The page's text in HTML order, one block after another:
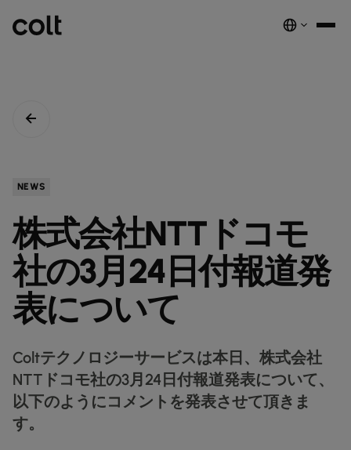
ダークファイバー
nest_true_radiant スペクトラム
COLT WAVE(専用線)
卸売SIP
詳しく見る
map ネットワークマップ
docs
デジタルエコシステムを、安全でインテリジェントな単一プラットフ
詳しく見る
NETWORK-AS-A-SERVICE
イーサネット
専用インターネットアクセス
デジタル分野の導入事例
storefront リテール(小売)
monitor
実績と成果
ン。
ソリューション
home_work 職場環境を変革する
cable インフラの最適化を実現
業種別
forklift 製造業
pill 製薬
ラックコロケーション
ケージコロケーション
接続サービス​
globe_book IP トランジット
クラウド接続サービス
AAS (オンデマンドサービス)
WANサービス​
COLTのネットワーク​
fingerprint 会社概要
home 事業内容
map COLTのネットワーク
bigtop_updates 接続を確認
newsmode インサイト
auto_stories 顧客事例
news ニュースルーム
network_intelligence ドキュメンテーション
docs データシート
podcasts ニュースレター
network_check
NEWS
株式会社NTTドコモ
社の3月24日付報道発
表について
Coltテクノロジーサービスは本日、株式会社
NTTドコモ社の3月24日付報道発表について、
以下のようにコメントを発表させて頂きま
す。